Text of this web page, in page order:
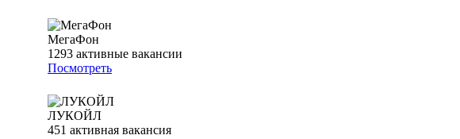
МегаФон
1293 активные вакансии
Посмотреть
ЛУКОЙЛ
451 активная вакансия